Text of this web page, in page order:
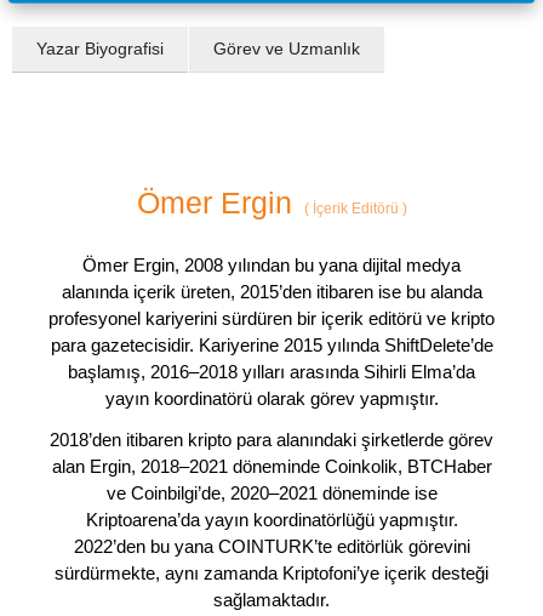
Yazar Biyografisi Görev ve Uzmanlık
Ömer Ergin (İçerik Editörü )
Ömer Ergin, 2008 yılından bu yana dijital medya
alanında içerik üreten, 2015’den itibaren ise bu alanda
profesyonel kariyerini sürdüren bir içerik editörü ve kripto
para gazetecisidir. Kariyerine 2015 yılında ShiftDelete’de
başlamış, 2016–2018 yılları arasında Sihirli Elma’da
yayın koordinatörü olarak görev yapmıştır.
2018’den itibaren kripto para alanındaki şirketlerde görev
alan Ergin, 2018–2021 döneminde Coinkolik, BTCHaber
ve Coinbilgi’de, 2020–2021 döneminde ise
Kriptoarena’da yayın koordinatörlüğü yapmıştır.
2022’den bu yana COINTURK’te editörlük görevini
sürdürmekte, aynı zamanda Kriptofoni’ye içerik desteği
sağlamaktadır.